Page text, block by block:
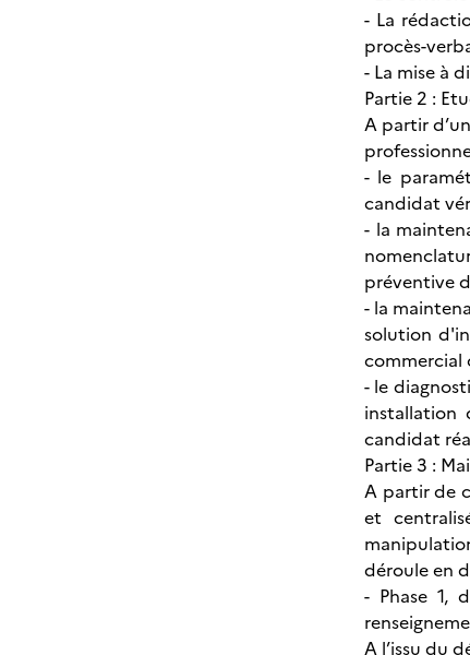
- La
procès-
- La mise à
Partie 2 :
A partir
- le
candidat
- la
préventive
- la
solution
commercial
- le
installation
candidat
Partie 3 :
A partir de
et
déroule en
- Phase 1,
A l’issu du